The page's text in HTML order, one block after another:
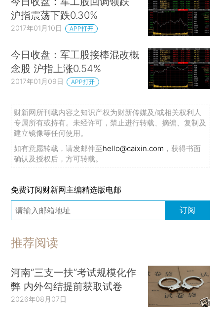
沪指震荡下跌0.30%
2017年01月10日 APP打开
今日收盘：军工股接棒混改概
念股 沪指上涨0.54%
2017年01月09日 APP打开
财新网所刊载内容之知识产权为财新传媒及/或相关权利人
专属所有或持有。未经许可，禁止进行转载、摘编、复制及
建立镜像等任何使用。
如有意愿转载，请发邮件至hello@caixin.com ，获得书面
确认及授权后，方可转载。
免费订阅财新网主编精选版电邮
订阅
推荐阅读
河南“三支一扶”考试规模化作
弊 内外勾结提前获取试卷
2026年08月07日